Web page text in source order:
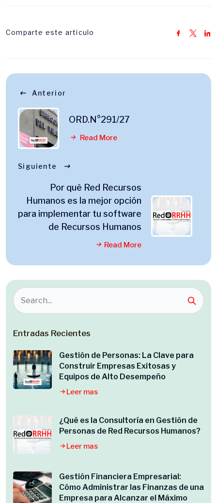
Comparte este articulo
Anterior
ORD.N°291/27
Read More
Siguiente
Por qué Red Recursos
Humanos es la mejor opción
para implementar tu software
de Recursos Humanos
Read More
Entradas Recientes
Gestión de Personas: La Clave para
Construir Empresas Exitosas y
Equipos de Alto Desempeño
Leer mas
¿Qué es la Consultoría en Gestión de
Personas de Red Recursos Humanos?
Leer mas
Gestión Financiera Empresarial:
Cómo Administrar las Finanzas de una
Empresa para Alcanzar el Máximo